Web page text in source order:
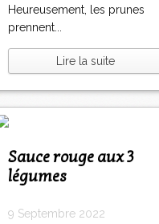
Heureusement, les prunes
prennent...
Lire la suite
Sauce rouge aux 3
légumes
9 Septembre 2022